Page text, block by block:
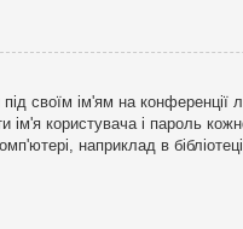
своїм ім'ям на
користувача і пароль
наприклад в